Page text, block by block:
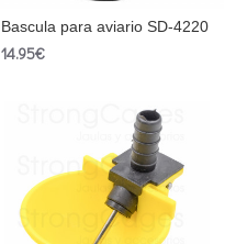
Bascula para aviario SD-4220
14.95€